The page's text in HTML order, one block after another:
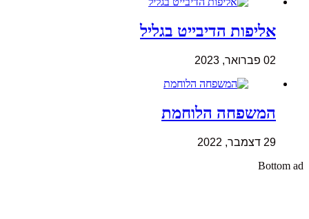
אליפות הדיבייט בגליל
02 פברואר, 2023
המשפחה הלוחמת
29 דצמבר, 2022
Bottom ad